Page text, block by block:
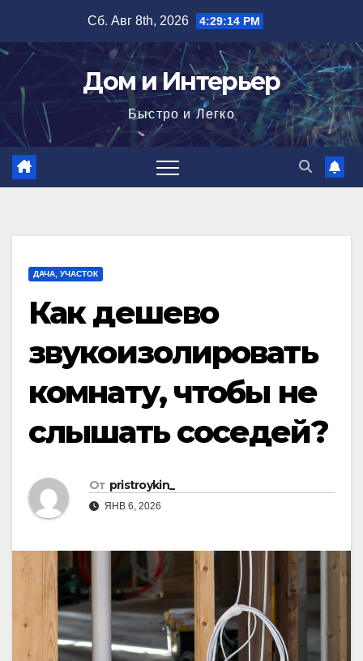
содержимому
Сб. Авг 8th, 2026 4:29:16 PM
Дом и Интерьер
Быстро и Легко
ДАЧА, УЧАСТОК
Как дешево
звукоизолировать
комнату, чтобы не
слышать соседей?
От pristroykin_
ЯНВ 6, 2026